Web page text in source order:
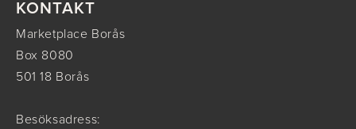
KONTAKT
Marketplace Borås
Box 8080
501 18 Borås
Besöksadress: